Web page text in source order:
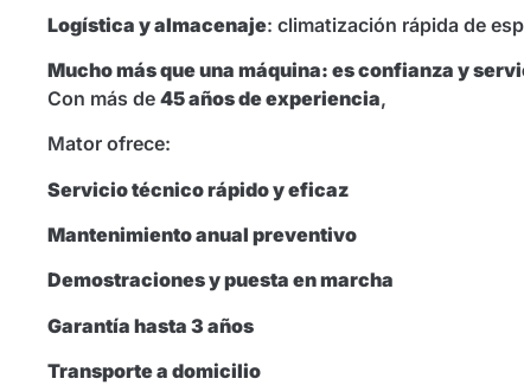
Logística y almacenaje: climatización rápida de
Mucho más que una máquina: es confianza y
Con más de 45 años de experiencia,
Mator ofrece:
Servicio técnico rápido y eficaz
Mantenimiento anual preventivo
Demostraciones y puesta en marcha
Garantía hasta 3 años
Transporte a domicilio